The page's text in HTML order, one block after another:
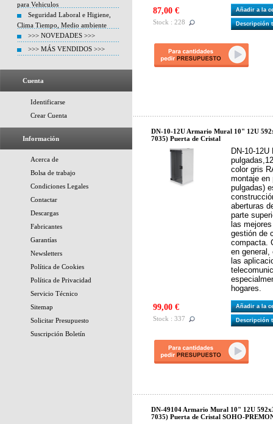
para Vehiculos
Seguridad Laboral e Higiene,
Clima Tiempo, Medio ambiente
>>> NOVEDADES >>>
>>> MÁS VENDIDOS >>>
Cuenta
Identificarse
Crear Cuenta
Información
Acerca de
Bolsa de trabajo
Condiciones Legales
Contactar
Descargas
Fabricantes
Garantías
Newsletters
Política de Cookies
Política de Privacidad
Servicio Técnico
Sitemap
Solicitar Presupuesto
Suscripción Boletín
87,00 €
Stock : 228
Añadir a la
Descripción
DN-10-12U Armario Mural 10" 12U
7035) Puerta de Cristal
DN-10-
color gris
montaje en
pulgadas)
aberturas
parte
las
gestión de
compacta.
en general,
las
hogares.
99,00 €
Stock : 337
Añadir a la
Descripción
DN-49104 Armario Mural 10" 12U
7035) Puerta de Cristal SOHO-